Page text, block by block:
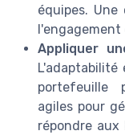
équipes.
l'engagement
Appliquer
portefeuille
agiles pour
répondre